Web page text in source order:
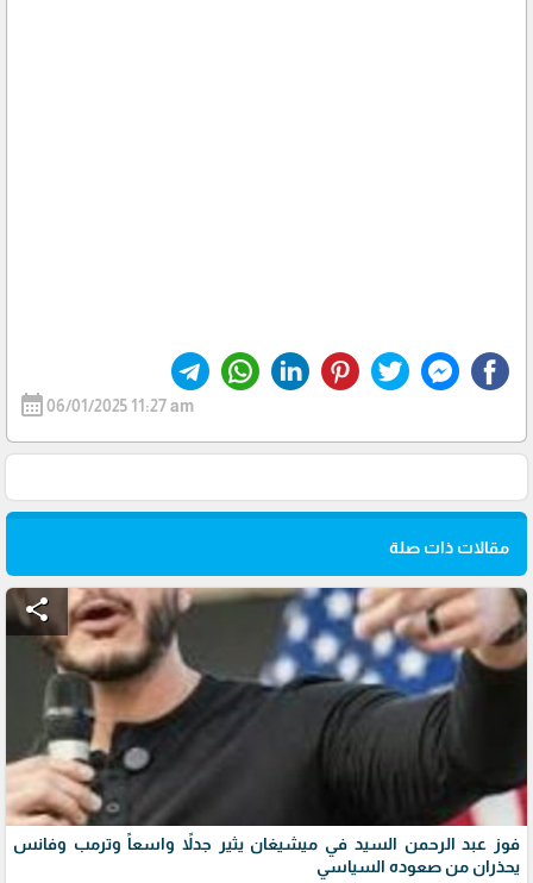
calendar_month06/01/2025 11:27 am
مقالات ذات صلة
share
فوز عبد الرحمن السيد في ميشيغان يثير جدلاً واسعاً وترمب وفانس
يحذران من صعوده السياسي